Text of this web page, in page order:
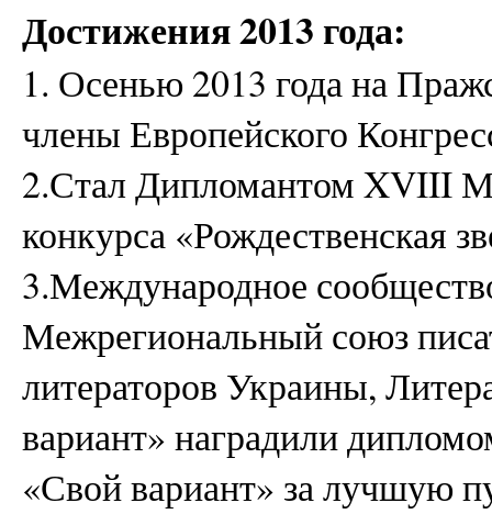
Достижения 2013 года:
1. Осенью 2013 года на
члены Европейского
2.Стал Дипломантом XVIII
конкурса «Рождественская
3.Международное
Межрегиональный союз
литераторов Украины,
вариант» наградили
«Свой вариант» за лучшую